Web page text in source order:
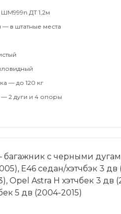
ДТ 1,2м
в штатные места
— до 120 кг
— 2 дуги и 4 опоры
багажник с черными
Е46 седан/хэтчбэк 3 дв
Opel Astra H хэтчбек 3 дв
5 дв (2004-2015)